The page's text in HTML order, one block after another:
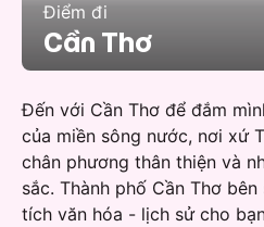
Điểm đi
Cần Thơ
Đến với Cần Thơ để đắm
của miền sông nước, nơi xứ
chân phương thân thiện và
sắc. Thành phố Cần Thơ
tích văn hóa - lịch sử cho